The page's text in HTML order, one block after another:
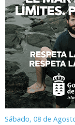
Sábado, 08 de